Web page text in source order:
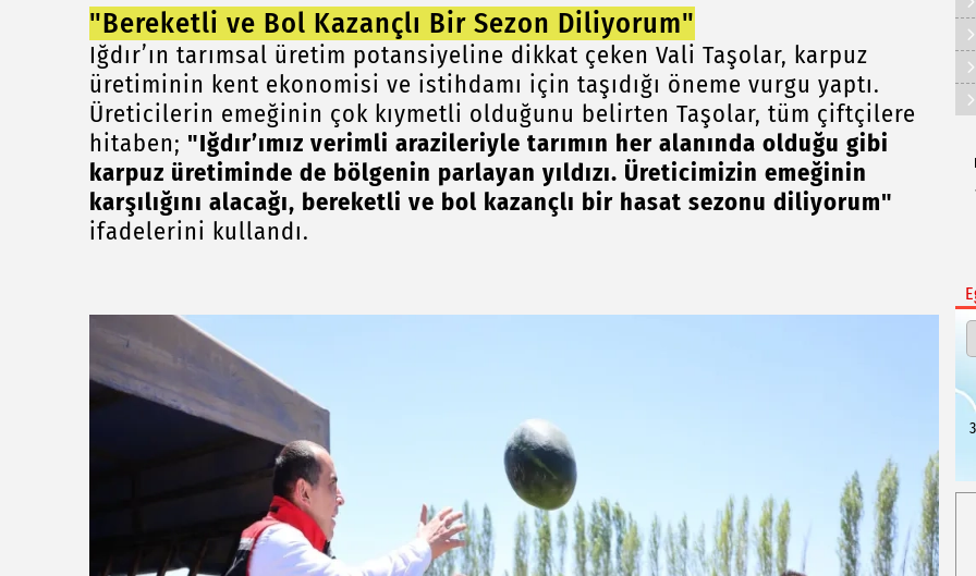
"Bereketli ve Bol Kazançlı Bir Sezon Diliyorum"
Iğdır’ın tarımsal üretim potansiyeline dikkat çeken Vali Taşolar, karpuz
üretiminin kent ekonomisi ve istihdamı için taşıdığı öneme vurgu yaptı.
Üreticilerin emeğinin çok kıymetli olduğunu belirten Taşolar, tüm çiftçilere
hitaben; "Iğdır’ımız verimli arazileriyle tarımın her alanında olduğu gibi
karpuz üretiminde de bölgenin parlayan yıldızı. Üreticimizin emeğinin
karşılığını alacağı, bereketli ve bol kazançlı bir hasat sezonu diliyorum"
ifadelerini kullandı.